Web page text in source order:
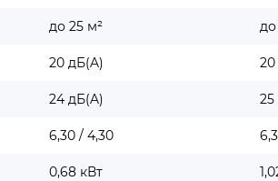
до 25 м² до
20 дБ(A)
24 дБ(A) 25
6,30 / 4,30
0,68 кВт